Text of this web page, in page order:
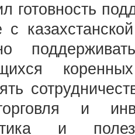
готовность
с
и
и